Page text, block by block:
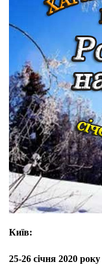
Київ:
25-26 січня 2020 року